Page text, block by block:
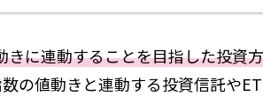
きに連動することを目指した投資
の値動きと連動する投資信託や